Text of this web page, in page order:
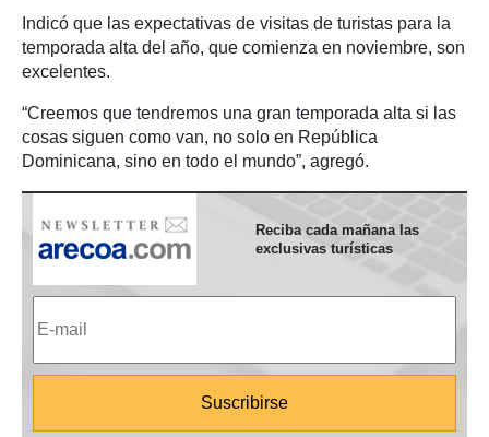
Indicó que las expectativas de visitas de turistas para la
temporada alta del año, que comienza en noviembre, son
excelentes.
“Creemos que tendremos una gran temporada alta si las
cosas siguen como van, no solo en República
Dominicana, sino en todo el mundo”, agregó.
Reciba cada mañana las
exclusivas turísticas